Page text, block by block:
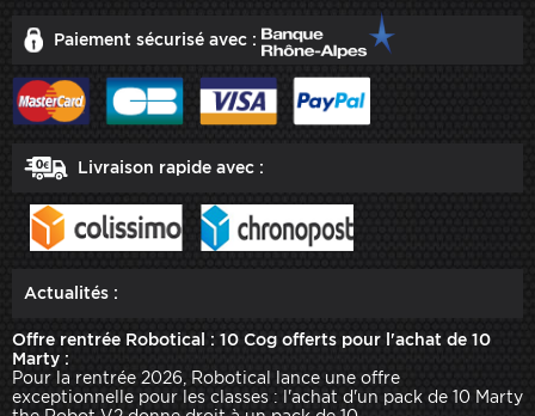
Paiement sécurisé avec :
Livraison rapide avec :
Actualités :
Offre rentrée Robotical : 10 Cog offerts pour l'achat de 10
Marty :
Pour la rentrée 2026, Robotical lance une offre
exceptionnelle pour les classes : l'achat d'un pack de 10 Marty